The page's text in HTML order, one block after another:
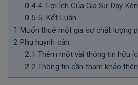
0.44. Lợi Ích Của Gia Sư Dạy
0.5 5. Kết Luận
1 Muốn thuê một gia sư chất lượng
2 Phụ huynh cần:
2.1 Thêm một vài thông tin hữu
2.2 Thông tin cần tham khảo